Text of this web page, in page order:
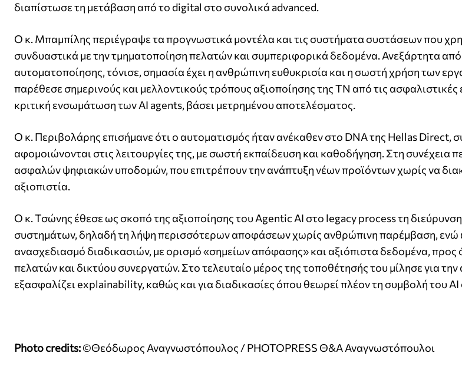
διαπίστωσε τη μετάβαση από τo digital στο συνολικά advanced.
Ο κ. Μπαμπίλης περιέγραψε τα προγνωστικά μοντέλα και τις συστήματα συστάσεων που
συνδυαστικά με την τμηματοποίηση πελατών και συμπεριφορικά δεδομένα. Ανεξάρτητα
αυτοματοποίησης, τόνισε, σημασία έχει η ανθρώπινη ευθυκρισία και η σωστή χρήση των
παρέθεσε σημερινούς και μελλοντικούς τρόπους αξιοποίησης της ΤΝ από τις ασφαλιστικές
κριτική ενσωμάτωση των AI agents, βάσει μετρημένου αποτελέσματος.
Ο κ. Περιβολάρης επισήμανε ότι ο αυτοματισμός ήταν ανέκαθεν στο DNA της Hellas Direct,
αφομοιώνονται στις λειτουργίες της, με σωστή εκπαίδευση και καθοδήγηση. Στη συνέχεια
ασφαλών ψηφιακών υποδομών, που επιτρέπουν την ανάπτυξη νέων προϊόντων χωρίς να
αξιοπιστία.
Ο κ. Τσώνης έθεσε ως σκοπό της αξιοποίησης του Agentic AI στο legacy process τη
συστημάτων, δηλαδή τη λήψη περισσότερων αποφάσεων χωρίς ανθρώπινη παρέμβαση,
ανασχεδιασμό διαδικασιών, με ορισμό «σημείων απόφασης» και αξιόπιστα δεδομένα,
πελατών και δικτύου συνεργατών. Στο τελευταίο μέρος της τοποθέτησής του μίλησε για την
εξασφαλίζει explainability, καθώς και για διαδικασίες όπου θεωρεί πλέον τη συμβολή του
Photo credits:©Θεόδωρος Αναγνωστόπουλος / PHOTOPRESS Θ&Α Αναγνωστόπουλοι